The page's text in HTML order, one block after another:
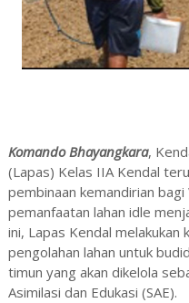
Komando Bhayangkara,
(Lapas) Kelas IIA Kendal
pembinaan kemandirian
pemanfaatan lahan idle
ini, Lapas Kendal melakukan
pengolahan lahan untuk
timun yang akan dikelola
Asimilasi dan Edukasi (SAE).